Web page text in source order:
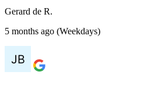
Gerard de R.
5 months ago (Weekdays)